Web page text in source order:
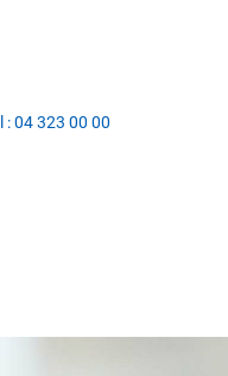
:04 323 00 00